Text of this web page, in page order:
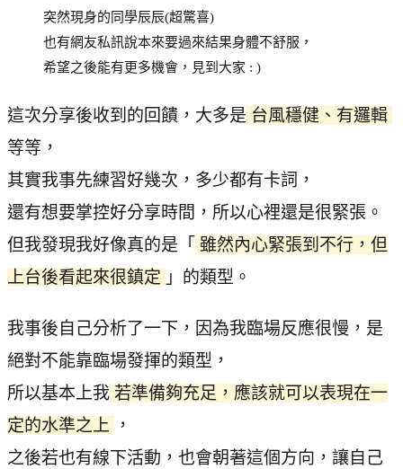
突然現身的同學辰辰(超驚喜)
也有網友私訊說本來要過來結果身體不舒服，
希望之後能有更多機會，見到大家 : )
這次分享後收到的回饋，大多是 台風穩健、有邏輯
等等，
其實我事先練習好幾次，多少都有卡詞，
還有想要掌控好分享時間，所以心裡還是很緊張。
但我發現我好像真的是「 雖然內心緊張到不行，但
上台後看起來很鎮定 」的類型。
我事後自己分析了一下，因為我臨場反應很慢，是
絕對不能靠臨場發揮的類型，
所以基本上我 若準備夠充足，應該就可以表現在一
定的水準之上
，
之後若也有線下活動，也會朝著這個方向，讓自己